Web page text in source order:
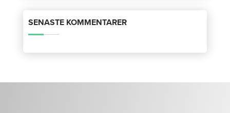
SENASTE KOMMENTARER